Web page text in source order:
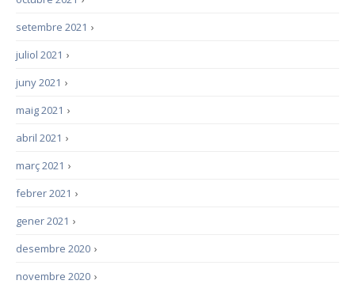
›
setembre 2021
›
juliol 2021
›
juny 2021
›
maig 2021
›
abril 2021
›
març 2021
›
febrer 2021
›
gener 2021
›
desembre 2020
›
novembre 2020